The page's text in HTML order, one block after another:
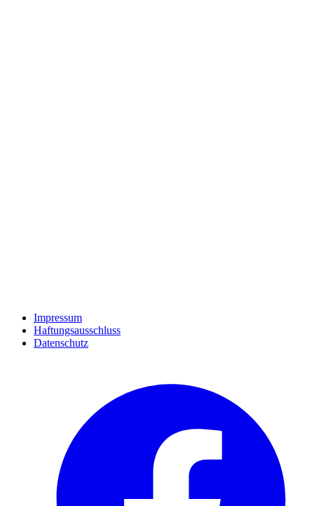
Impressum
Haftungsausschluss
Datenschutz